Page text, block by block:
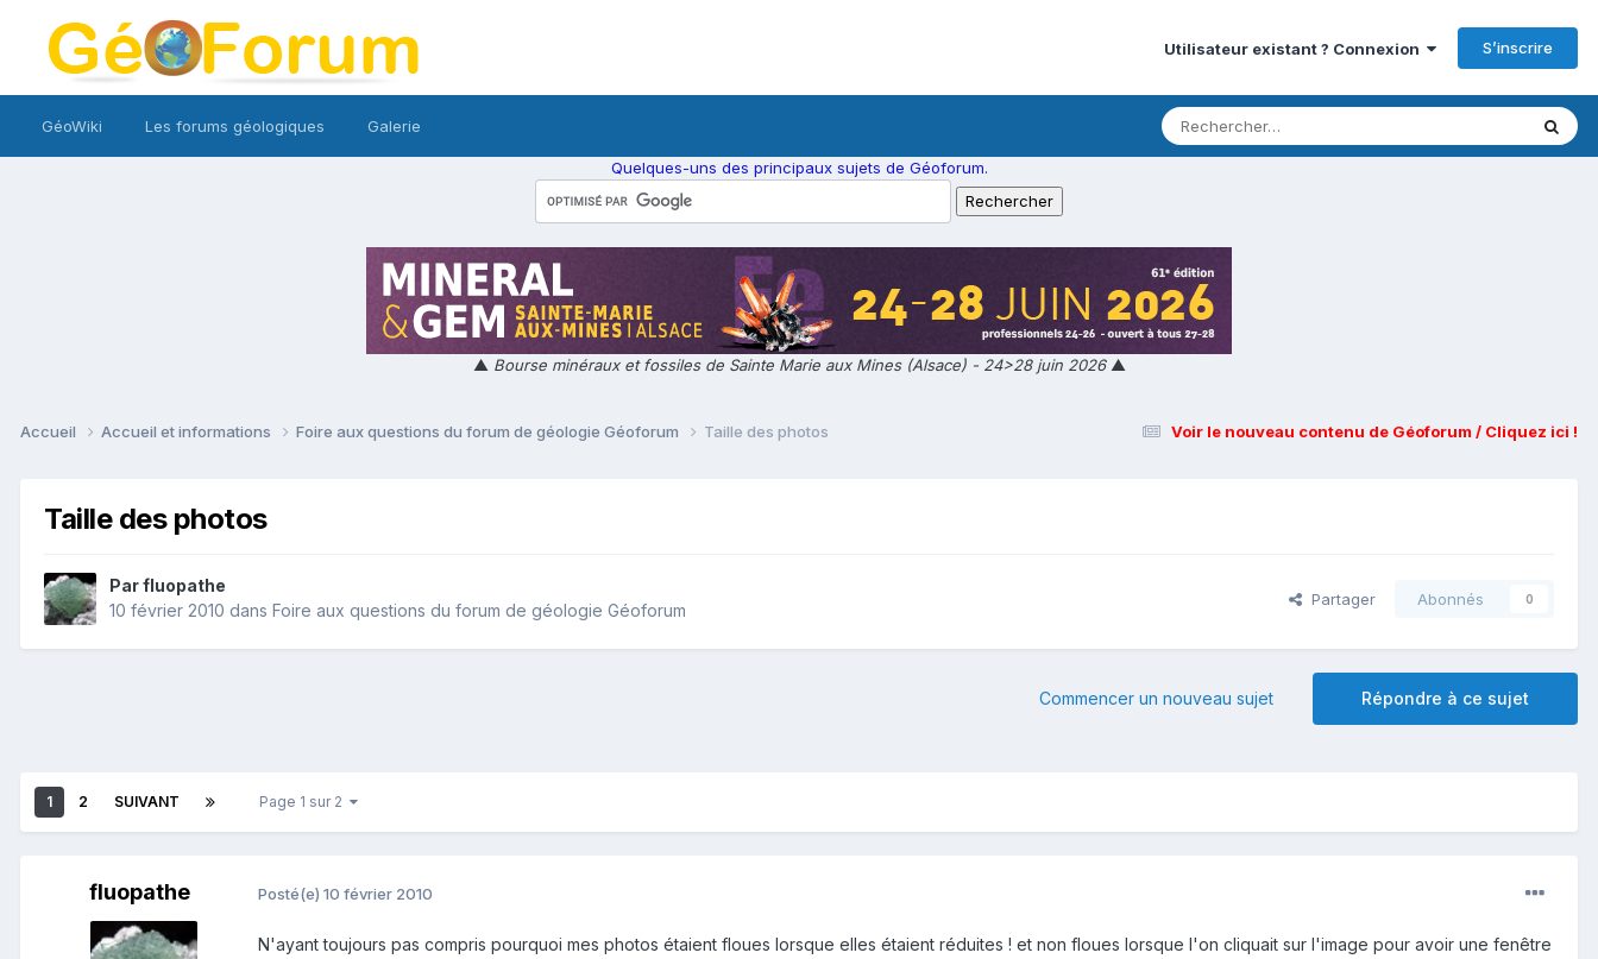
Utilisateur existant ? Connexion S’inscrire
GéoWiki Les forums géologiques Galerie
Quelques-uns des principaux sujets de Géoforum.
▲ Bourse minéraux et fossiles de Sainte Marie aux Mines (Alsace) - 24>28 juin 2026▲
Voir le nouveau contenu de Géoforum / Cliquez ici !
Accueil Accueil et informations Foire aux questions du forum de géologie Géoforum Taille des photos
Taille des photos
Parfluopathe
10 février 2010 dans Foire aux questions du forum de géologie Géoforum
Partager Abonnés 0
Répondre à ce sujet
Commencer un nouveau sujet
1 2 SUIVANT Page 1 sur 2
fluopathe Posté(e) 10 février 2010
N'ayant toujours pas compris pourquoi mes photos étaient floues lorsque elles étaient réduites ! et non floues lorsque l'on cliquait sur l'image pour avoir une fenêtre